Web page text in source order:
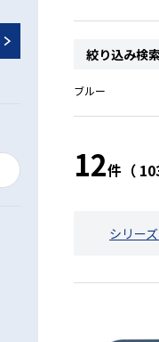
絞り込み検
ブルー
12件（
シリー